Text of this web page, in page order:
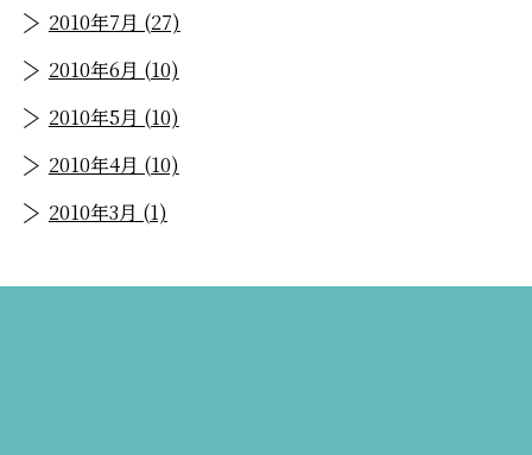
2010年7月 (27)
2010年6月 (10)
2010年5月 (10)
2010年4月 (10)
2010年3月 (1)